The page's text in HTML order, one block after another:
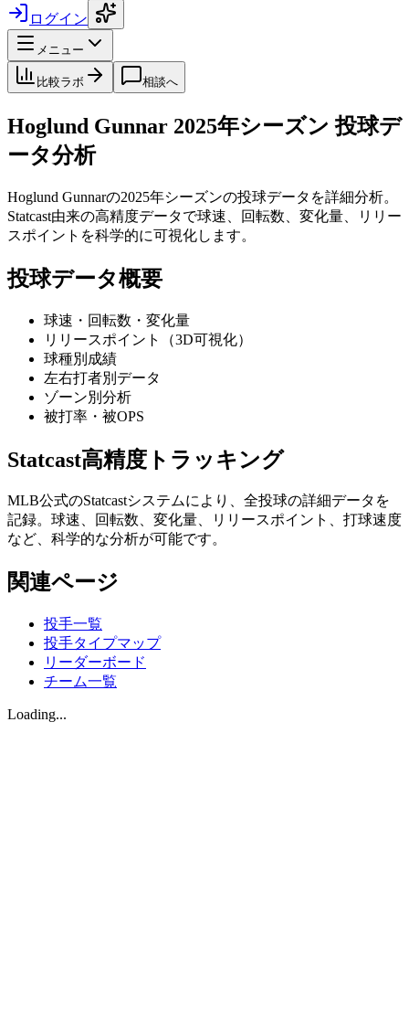
ログイン
メニュー
比較ラボ 相談へ
Hoglund Gunnar 2025年シーズン 投球デ
ータ分析
Hoglund Gunnarの2025年シーズンの投球データを詳細分析。
Statcast由来の高精度データで球速、回転数、変化量、リリー
スポイントを科学的に可視化します。
投球データ概要
球速・回転数・変化量
リリースポイント（3D可視化）
球種別成績
左右打者別データ
ゾーン別分析
被打率・被OPS
Statcast高精度トラッキング
MLB公式のStatcastシステムにより、全投球の詳細データを
記録。球速、回転数、変化量、リリースポイント、打球速度
など、科学的な分析が可能です。
関連ページ
投手一覧
投手タイプマップ
リーダーボード
チーム一覧
Loading...